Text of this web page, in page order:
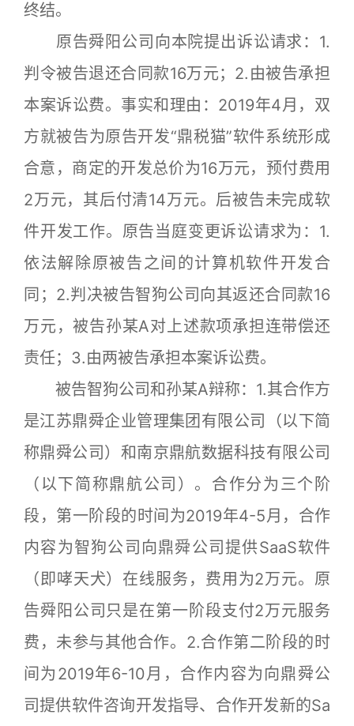
终结。
原告舜阳公司向本院提出诉讼请求：1.
判令被告退还合同款16万元；2.由被告承担
本案诉讼费。事实和理由：2019年4月，双
方就被告为原告开发“鼎税猫”软件系统形成
合意，商定的开发总价为16万元，预付费用
2万元，其后付清14万元。后被告未完成软
件开发工作。原告当庭变更诉讼请求为：1.
依法解除原被告之间的计算机软件开发合
同；2.判决被告智狗公司向其返还合同款16
万元，被告孙某A对上述款项承担连带偿还
责任；3.由两被告承担本案诉讼费。
被告智狗公司和孙某A辩称：1.其合作方
是江苏鼎舜企业管理集团有限公司（以下简
称鼎舜公司）和南京鼎航数据科技有限公司
（以下简称鼎航公司）。合作分为三个阶
段，第一阶段的时间为2019年4-5月，合作
内容为智狗公司向鼎舜公司提供SaaS软件
（即哮天犬）在线服务，费用为2万元。原
告舜阳公司只是在第一阶段支付2万元服务
费，未参与其他合作。2.合作第二阶段的时
间为2019年6-10月，合作内容为向鼎舜公
司提供软件咨询开发指导、合作开发新的Sa